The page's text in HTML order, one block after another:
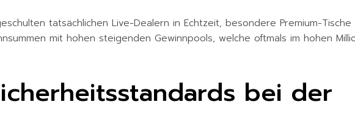
tatsächlichen Live-Dealern in Echtzeit, besondere Premium-Tische
mit hohen steigenden Gewinnpools, welche oftmals im hohen
bei der